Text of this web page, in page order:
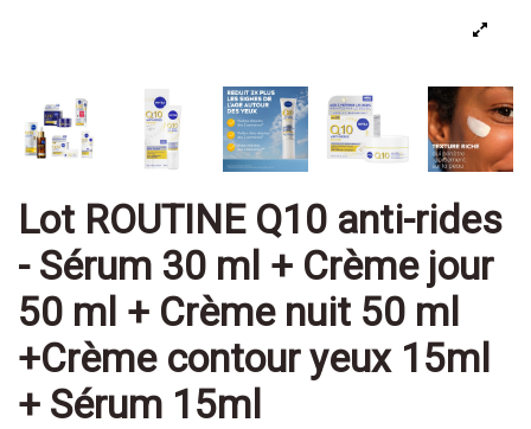
Lot ROUTINE Q10 anti-rides
- Sérum 30 ml + Crème jour
50 ml + Crème nuit 50 ml
+Crème contour yeux 15ml
+ Sérum 15ml